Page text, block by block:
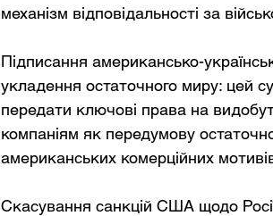
механізм відповідальності за
Підписання американсько-
укладення остаточного миру: цей
передати ключові права на
компаніям як передумову
американських комерційних
Скасування санкцій США щодо